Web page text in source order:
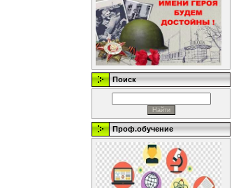
Поиск
Проф.обучение